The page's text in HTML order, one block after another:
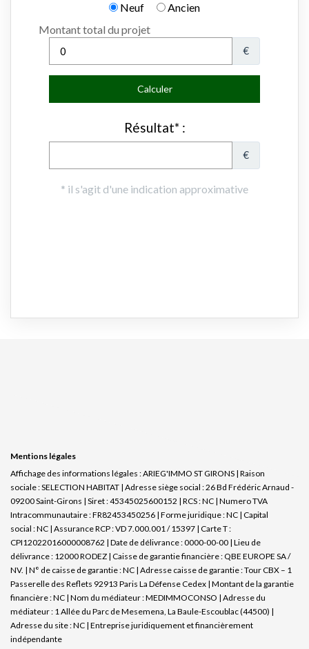
Mentions légales
Affichage des informations légales : ARIEG'IMMO ST GIRONS | Raison
sociale : SELECTION HABITAT | Adresse siège social : 26 Bd Frédéric Arnaud -
09200 Saint-Girons | Siret : 45345025600152 | RCS : NC | Numero TVA
Intracommunautaire : FR82453450256 | Forme juridique : NC | Capital
social : NC | Assurance RCP : VD 7.000.001 / 15397 | Carte T :
CPI12022016000008762 | Date de délivrance : 0000-00-00 | Lieu de
délivrance : 12000 RODEZ | Caisse de garantie financière : QBE EUROPE SA /
NV. | N° de caisse de garantie : NC | Adresse caisse de garantie : Tour CBX – 1
Passerelle des Reflets 92913 Paris La Défense Cedex | Montant de la garantie
financière : NC | Nom du médiateur : MEDIMMOCONSO | Adresse du
médiateur : 1 Allée du Parc de Mesemena, La Baule-Escoublac (44500) |
Adresse du site : NC | Entreprise juridiquement et financièrement
indépendante